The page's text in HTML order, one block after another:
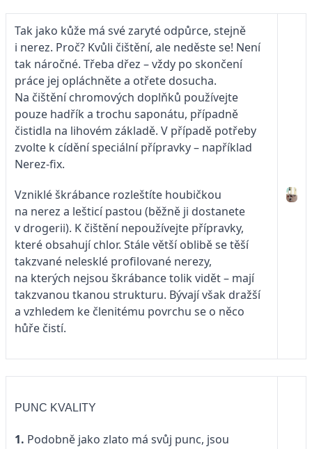
Tak jako kůže má své zaryté odpůrce, stejně
i nerez. Proč? Kvůli čištění, ale neděste se! Není
tak náročné. Třeba dřez – vždy po skončení
práce jej opláchněte a otřete dosucha.
Na čištění chromových doplňků používejte
pouze hadřík a trochu saponátu, případně
čistidla na lihovém základě. V případě potřeby
zvolte k cídění speciální přípravky – například
Nerez-fix.
Vzniklé škrábance rozleštíte houbičkou
na nerez a lešticí pastou (běžně ji dostanete
v drogerii). K čištění nepoužívejte přípravky,
které obsahují chlor. Stále větší oblibě se těší
takzvané nelesklé profilované nerezy,
na kterých nejsou škrábance tolik vidět – mají
takzvanou tkanou strukturu. Bývají však dražší
a vzhledem ke členitému povrchu se o něco
hůře čistí.
PUNC KVALITY
1. Podobně jako zlato má svůj punc, jsou